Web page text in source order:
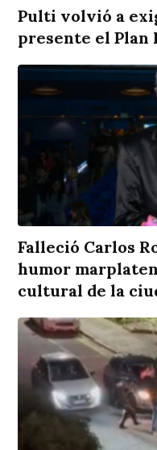
Pulti volvió a
presente el Plan
Falleció Carlos
humor
cultural de la